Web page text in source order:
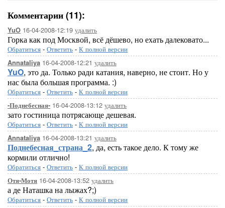
Комментарии (11):
YuO 16-04-2008-12:19 удалить
Горка как под Москвой, всё дёшево, но ехать далековато...
Обратиться - Ответить - К полной версии
Annataliya 16-04-2008-12:21 удалить
YuO, это да. Только ради катания, наверно, не стоит. Но у
нас была большая программа. :)
Обратиться - Ответить - К полной версии
-Поднебесная- 16-04-2008-13:12 удалить
зато гостиница потрясающе дешевая.
Обратиться - Ответить - К полной версии
Annataliya 16-04-2008-13:21 удалить
Поднебесная_страна_2, да, есть такое дело. К тому же
кормили отлично!
Обратиться - Ответить - К полной версии
Отя-Мотя 16-04-2008-13:52 удалить
а де Наташка на лыжах?;)
Обратиться - Ответить - К полной версии